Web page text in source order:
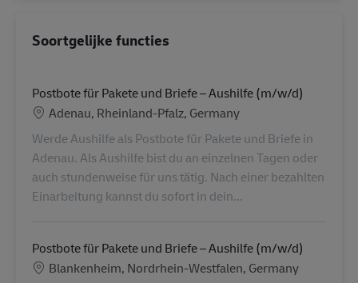
Soortgelijke functies
Postbote für Pakete und Briefe – Aushilfe (m/w/d)
Locatie
Adenau, Rheinland-Pfalz, Germany
Werde Aushilfe als Postbote für Pakete und Briefe in
Adenau. Als Aushilfe bist du an einzelnen Tagen oder
auch stundenweise für uns tätig. Nach einer bezahlten
Einarbeitung kannst du sofort in dein...
Postbote für Pakete und Briefe – Aushilfe (m/w/d)
Locatie
Blankenheim, Nordrhein-Westfalen, Germany